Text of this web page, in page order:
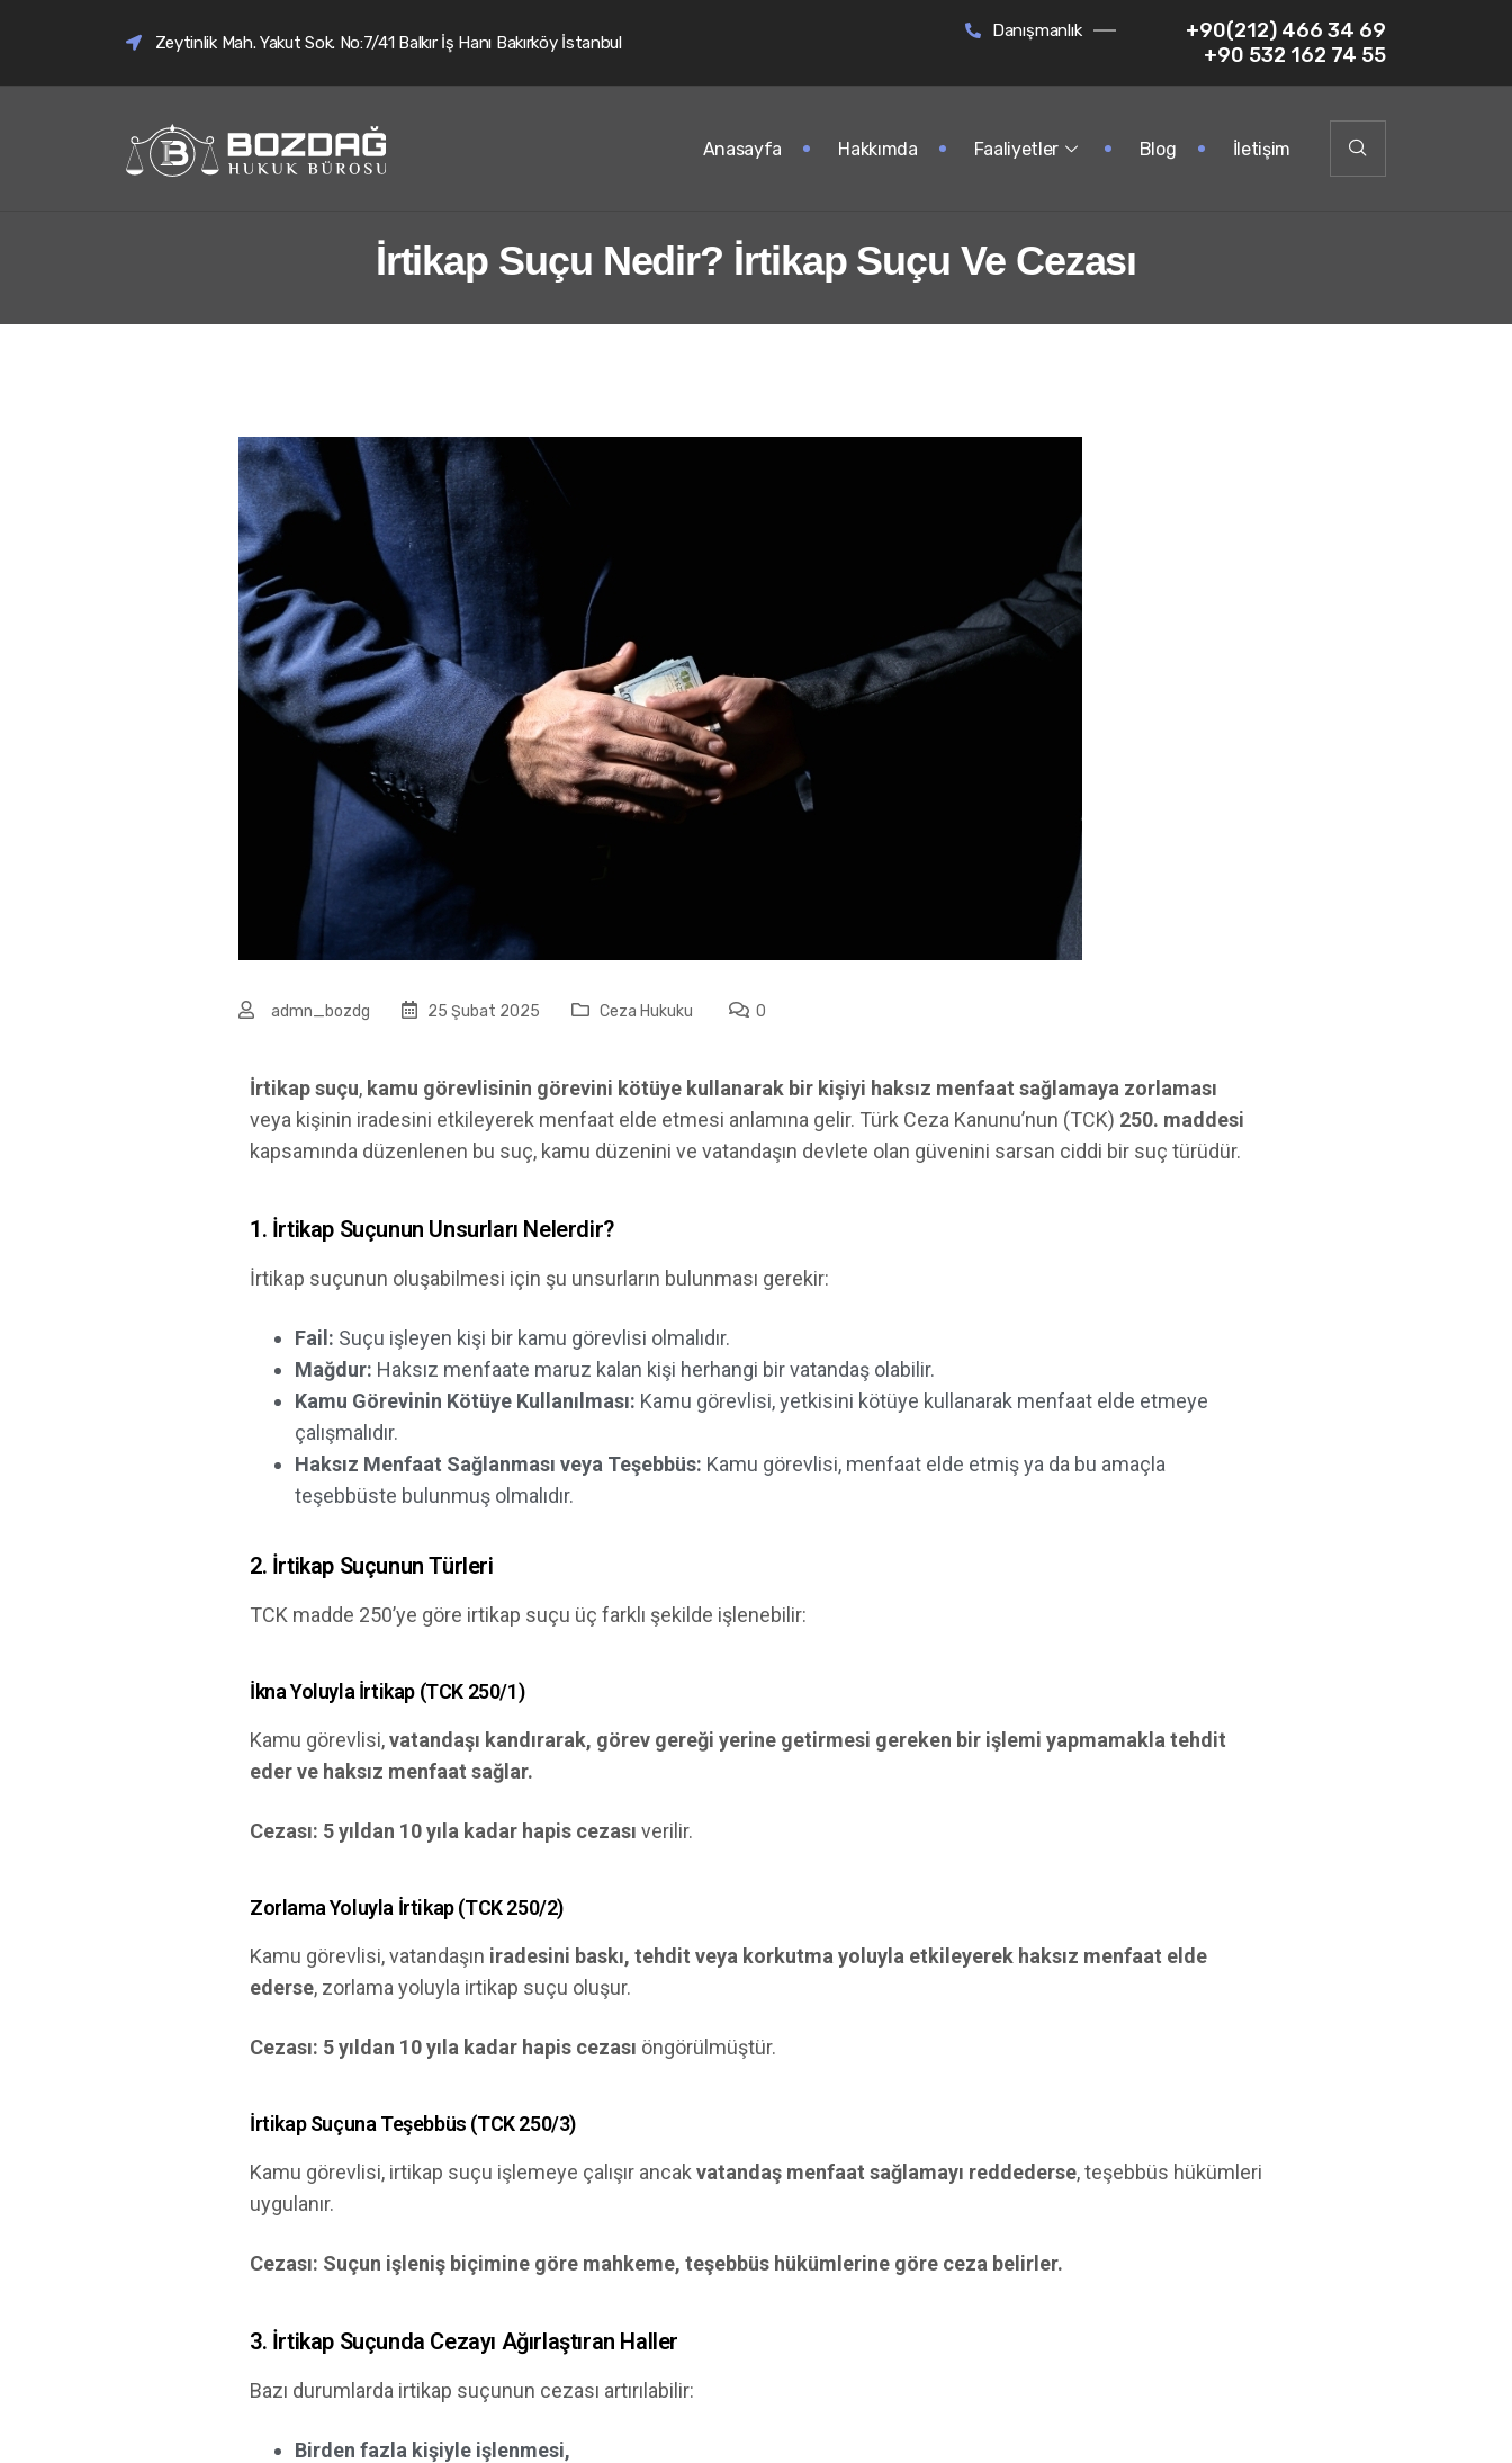
Zeytinlik Mah. Yakut Sok. No:7/41 Balkır İş Hanı Bakırköy İstanbul
Danışmanlık
+90(212) 466 34 69
+90 532 162 74 55
Anasayfa Hakkımda Faaliyetler Blog İletişim
İrtikap Suçu Nedir? İrtikap Suçu Ve Cezası
admn_bozdg 25 Şubat 2025 Ceza Hukuku 0
İrtikap suçu, kamu görevlisinin görevini kötüye kullanarak bir kişiyi haksız menfaat sağlamaya zorlaması
veya kişinin iradesini etkileyerek menfaat elde etmesi anlamına gelir. Türk Ceza Kanunu’nun (TCK) 250. maddesi
kapsamında düzenlenen bu suç, kamu düzenini ve vatandaşın devlete olan güvenini sarsan ciddi bir suç türüdür.
1. İrtikap Suçunun Unsurları Nelerdir?
İrtikap suçunun oluşabilmesi için şu unsurların bulunması gerekir:
Fail: Suçu işleyen kişi bir kamu görevlisi olmalıdır.
Mağdur: Haksız menfaate maruz kalan kişi herhangi bir vatandaş olabilir.
Kamu Görevinin Kötüye Kullanılması: Kamu görevlisi, yetkisini kötüye kullanarak menfaat elde etmeye
çalışmalıdır.
Haksız Menfaat Sağlanması veya Teşebbüs: Kamu görevlisi, menfaat elde etmiş ya da bu amaçla
teşebbüste bulunmuş olmalıdır.
2. İrtikap Suçunun Türleri
TCK madde 250’ye göre irtikap suçu üç farklı şekilde işlenebilir:
İkna Yoluyla İrtikap (TCK 250/1)
Kamu görevlisi,vatandaşı kandırarak, görev gereği yerine getirmesi gereken bir işlemi yapmamakla tehdit
eder ve haksız menfaat sağlar.
Cezası: 5 yıldan 10 yıla kadar hapis cezası verilir.
Zorlama Yoluyla İrtikap (TCK 250/2)
Kamu görevlisi, vatandaşın iradesini baskı, tehdit veya korkutma yoluyla etkileyerek haksız menfaat elde
ederse, zorlama yoluyla irtikap suçu oluşur.
Cezası: 5 yıldan 10 yıla kadar hapis cezası öngörülmüştür.
İrtikap Suçuna Teşebbüs (TCK 250/3)
Kamu görevlisi, irtikap suçu işlemeye çalışır ancak vatandaş menfaat sağlamayı reddederse, teşebbüs hükümleri
uygulanır.
Cezası: Suçun işleniş biçimine göre mahkeme, teşebbüs hükümlerine göre ceza belirler.
3. İrtikap Suçunda Cezayı Ağırlaştıran Haller
Bazı durumlarda irtikap suçunun cezası artırılabilir:
Birden fazla kişiyle işlenmesi,